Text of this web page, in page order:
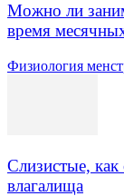
Можно ли
время
Физиология
Слизистые,
влагалища